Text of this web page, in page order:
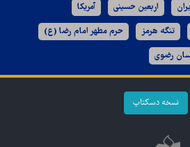
اربعین حسینی آمریکا
تنگه هرمز حرم مطهر امام رضا (ع)
رضوی
نسخه دسکتاپ